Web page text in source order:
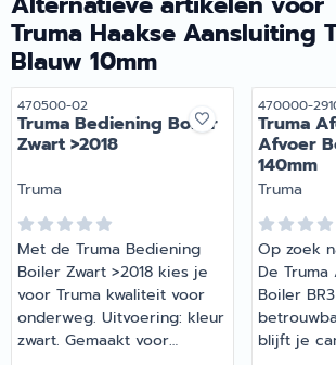
Truma Haakse Aansluiting
Blauw 10mm
Artikelnummer
470500-02
Truma Bediening Boiler
Zwart >2018
Merk:
Truma
Met de Truma Bediening
Boiler Zwart >2018 kies je
voor Truma kwaliteit voor
onderweg. Uitvoering: kleur
zwart. Gemaakt voor
470000-
Truma
Afvoer
140mm
Merk:
Truma
Op zoek
De
Boiler
blijft je